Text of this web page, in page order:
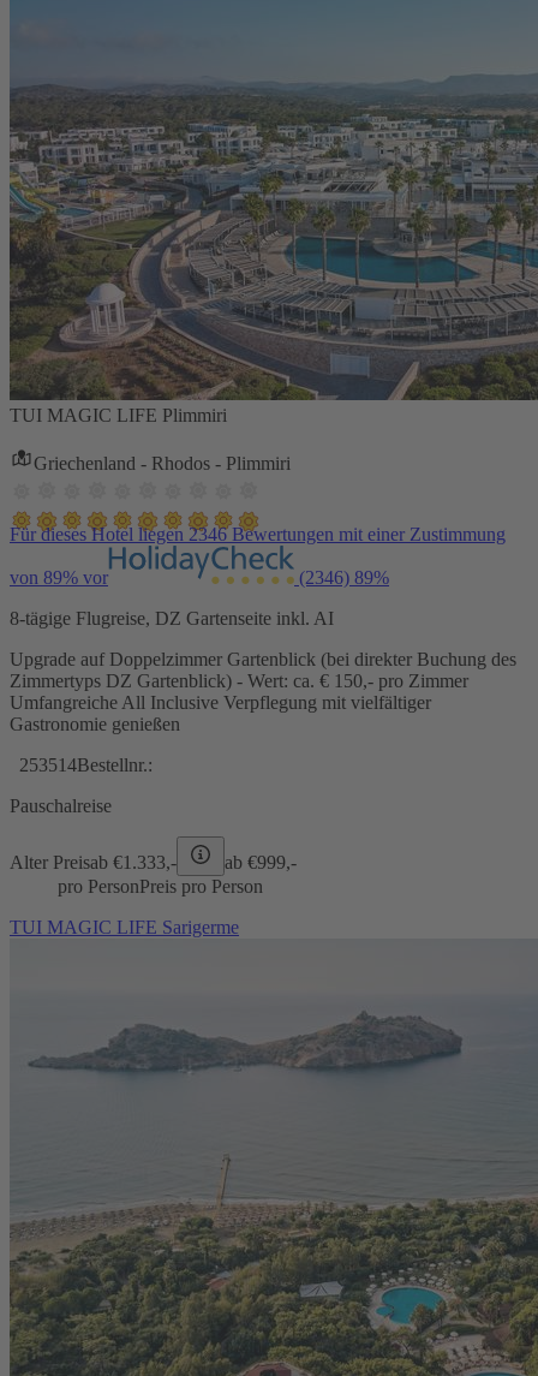
TUI MAGIC LIFE Plimmiri
Griechenland - Rhodos - Plimmiri
Für dieses Hotel liegen 2346 Bewertungen mit einer Zustimmung
von 89% vor (2346) 89%
8-tägige Flugreise, DZ Gartenseite inkl. AI
Upgrade auf Doppelzimmer Gartenblick (bei direkter Buchung des
Zimmertyps DZ Gartenblick) - Wert: ca. € 150,- pro Zimmer
Umfangreiche All Inclusive Verpflegung mit vielfältiger
Gastronomie genießen
253514Bestellnr.:
Pauschalreise
Alter Preisab €1.333,- ab €999,-
pro PersonPreis pro Person
TUI MAGIC LIFE Sarigerme